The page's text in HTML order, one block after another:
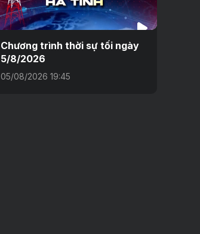
Chương trình thời sự tối ngày
5/8/2026
05/08/2026 19:45